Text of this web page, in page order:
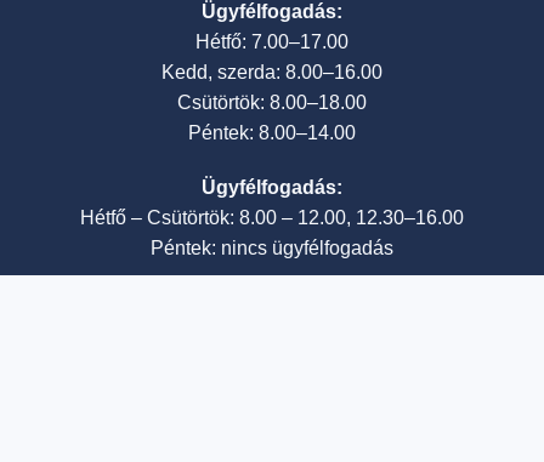
Ügyfélfogadás:
Hétfő: 7.00–17.00
Kedd, szerda: 8.00–16.00
Csütörtök: 8.00–18.00
Péntek: 8.00–14.00
Ügyfélfogadás:
Hétfő – Csütörtök: 8.00 – 12.00, 12.30–16.00
Péntek: nincs ügyfélfogadás